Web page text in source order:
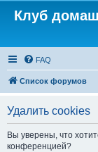
Клуб
FAQ
Список форумов
Удалить cookies
Вы уверены, что
конференцией?